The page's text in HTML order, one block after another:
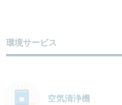
環境サービス
空気清浄機